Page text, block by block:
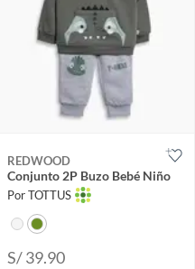
REDWOOD
Conjunto 2P Buzo Bebé Niño
Por TOTTUS
S/ 39.90